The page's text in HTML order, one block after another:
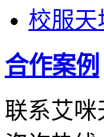
校服天
合作案例
联系艾咪